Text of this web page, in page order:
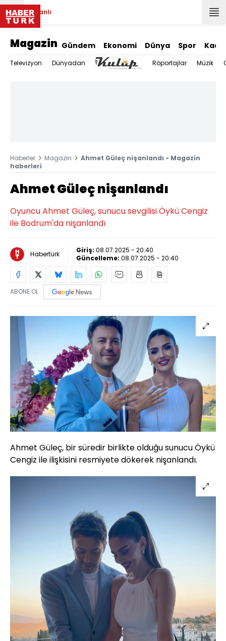
Canlı
Magazin Gündem Ekonomi Dünya Spor
Televizyon Dünyadan Röportajlar Müzik
Haberler Magazin
Ahmet Güleç nişanlandı - Magazin
haberleri
Ahmet Güleç nişanlandı
Oyuncu Ahmet Güleç, sunucu sevgilisi Öykü Cengiz
ile Bodrum'da nişanlandı
Habertürk Giriş: 08.07.2025 - 20:40
Güncelleme: 08.07.2025 - 20:40
ABONE OL
Ahmet Güleç, bir süredir birlikte olduğu sunucu Öykü
Cengiz ile ilişkisini resmiyete dökerek nişanlandı.